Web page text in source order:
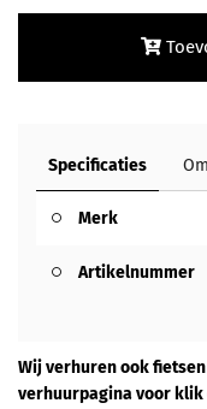
Specificaties
Merk
Artikelnummer
Wij verhuren ook
verhuurpagina voor klik